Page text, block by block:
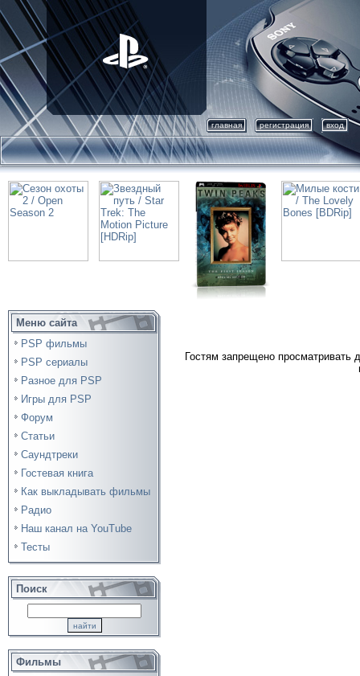
главная регистрация вход
Меню сайта
PSP фильмы
PSP сериалы
Разное для PSP
Игры для PSP
Форум
Статьи
Саундтреки
Гостевая книга
Как выкладывать фильмы
Радио
Наш канал на YouTube
Тесты
Поиск
Фильмы
Гостям запрещено просматривать